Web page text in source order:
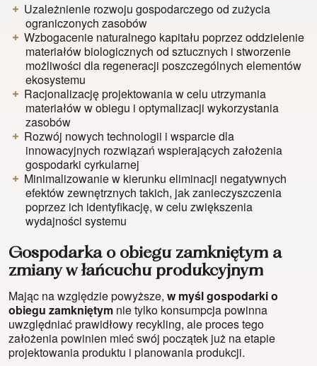
Uzależnienie rozwoju gospodarczego od zużycia
ograniczonych zasobów
Wzbogacenie naturalnego kapitału poprzez oddzielenie
materiałów biologicznych od sztucznych i stworzenie
możliwości dla regeneracji poszczególnych elementów
ekosystemu
Racjonalizację projektowania w celu utrzymania
materiałów w obiegu i optymalizacji wykorzystania
zasobów
Rozwój nowych technologii i wsparcie dla
innowacyjnych rozwiązań wspierających założenia
gospodarki cyrkularnej
Minimalizowanie w kierunku eliminacji negatywnych
efektów zewnętrznych takich, jak zanieczyszczenia
poprzez ich identyfikację, w celu zwiększenia
wydajności systemu
Gospodarka o obiegu zamkniętym a
zmiany w łańcuchu produkcyjnym
Mając na względzie powyższe, w myśl gospodarki o
obiegu zamkniętym nie tylko konsumpcja powinna
uwzględniać prawidłowy recykling, ale proces tego
założenia powinien mieć swój początek już na etapie
projektowania produktu i planowania produkcji.